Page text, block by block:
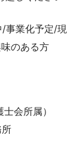
事業化予定/
のある方
会所属）